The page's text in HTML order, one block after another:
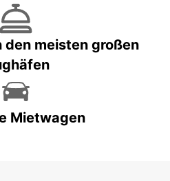
meisten großen
Mietwagen